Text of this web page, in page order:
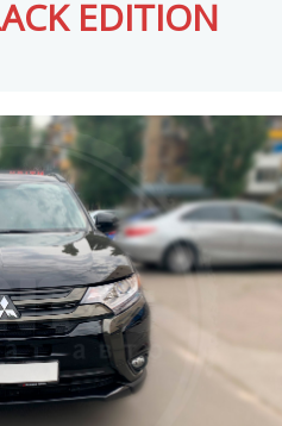
EDITION